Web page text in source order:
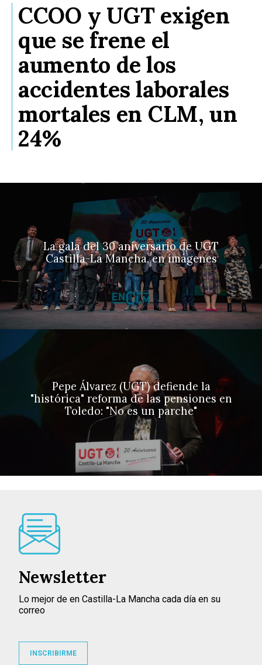
CCOO y UGT exigen
que se frene el
aumento de los
accidentes laborales
mortales en CLM, un
24%
La gala del 30 aniversario de UGT
Castilla-La Mancha, en imágenes
Pepe Álvarez (UGT) defiende la
"histórica" reforma de las pensiones en
Toledo: "No es un parche"
Newsletter
Lo mejor de en Castilla-La Mancha cada día en su
correo
INSCRIBIRME